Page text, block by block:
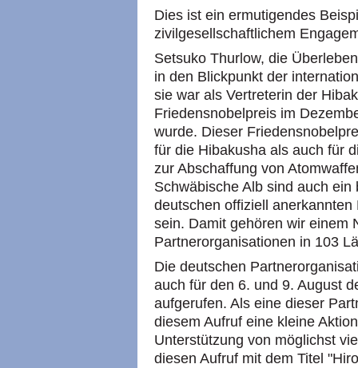
Dies ist ein ermutigendes
zivilgesellschaftlichem
Setsuko Thurlow, die
in den Blickpunkt der
sie war als Vertreterin der
Friedensnobelpreis im
wurde. Dieser
für die Hibakusha als auch für
zur Abschaffung von
Schwäbische Alb sind auch
deutschen offiziell
sein. Damit gehören wir einem
Partnerorganisationen in 103
Die deutschen
auch für den 6. und 9. August
aufgerufen. Als eine dieser
diesem Aufruf eine kleine
Unterstützung von möglichst
diesen Aufruf mit dem Titel